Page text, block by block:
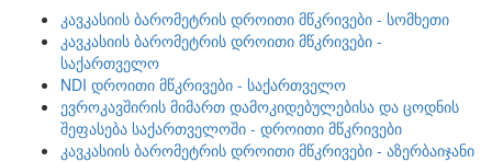
კავკასიის ბარომეტრის დროითი მწკრივები - სომხეთი
კავკასიის ბარომეტრის დროითი მწკრივები -
საქართველო
NDI დროითი მწკრივები - საქართველო
ევროკავშირის მიმართ დამოკიდებულებისა და ცოდნის
შეფასება საქართველოში - დროითი მწკრივები
კავკასიის ბარომეტრის დროითი მწკრივები - აზერბაიჯანი